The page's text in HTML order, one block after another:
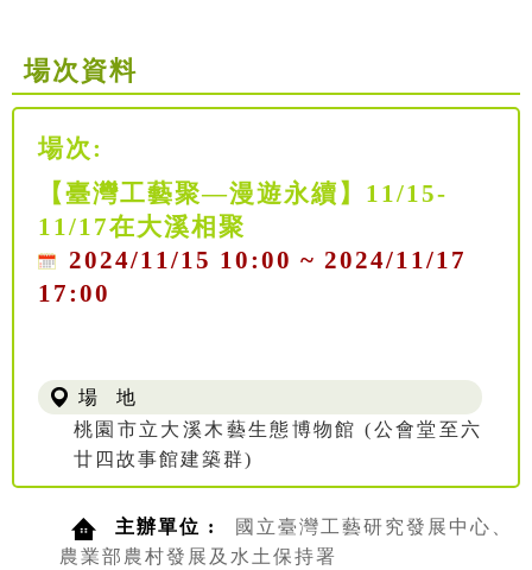
場次資料
場次:
【臺灣工藝聚—漫遊永續】11/15-
11/17在大溪相聚
2024/11/15 10:00 ~ 2024/11/17
17:00
場 地
桃園市立大溪木藝生態博物館 (公會堂至六
廿四故事館建築群)
主辦單位 :
國立臺灣工藝研究發展中心、
農業部農村發展及水土保持署